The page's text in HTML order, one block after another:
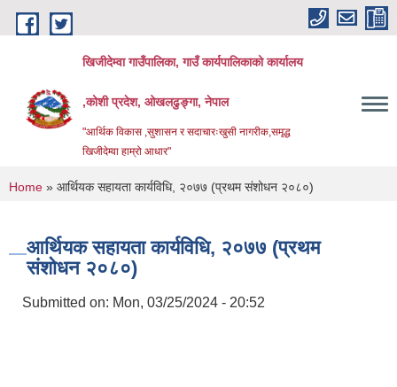
Skip to main content
खिजीदेम्वा गाउँपालिका, गाउँ कार्यपालिकाको कार्यालय
,कोशी प्रदेश, ओखलढुङ्गा, नेपाल
"आर्थिक विकास ,सुशासन र सदाचारःखुसी नागरीक,समृद्ध
खिजीदेम्वा हाम्रो आधार"
You are here
Home » आर्थियक सहायता कार्यविधि, २०७७ (प्रथम संशोधन २०८०)
आर्थियक सहायता कार्यविधि, २०७७ (प्रथम
संशोधन २०८०)
Submitted on: Mon, 03/25/2024 - 20:52